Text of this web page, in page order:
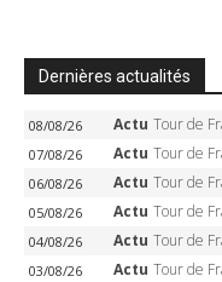
Dernières actualités
08/08/26 Actu Tour de France Femmes
07/08/26 Actu Tour de France Femmes 2026,
06/08/26 Actu Tour de France Femmes
05/08/26 Actu Tour de France Femmes
04/08/26 Actu Tour de France Femmes
03/08/26 Actu Tour de France Femmes